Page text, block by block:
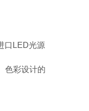
口 LED光源
色彩设计的